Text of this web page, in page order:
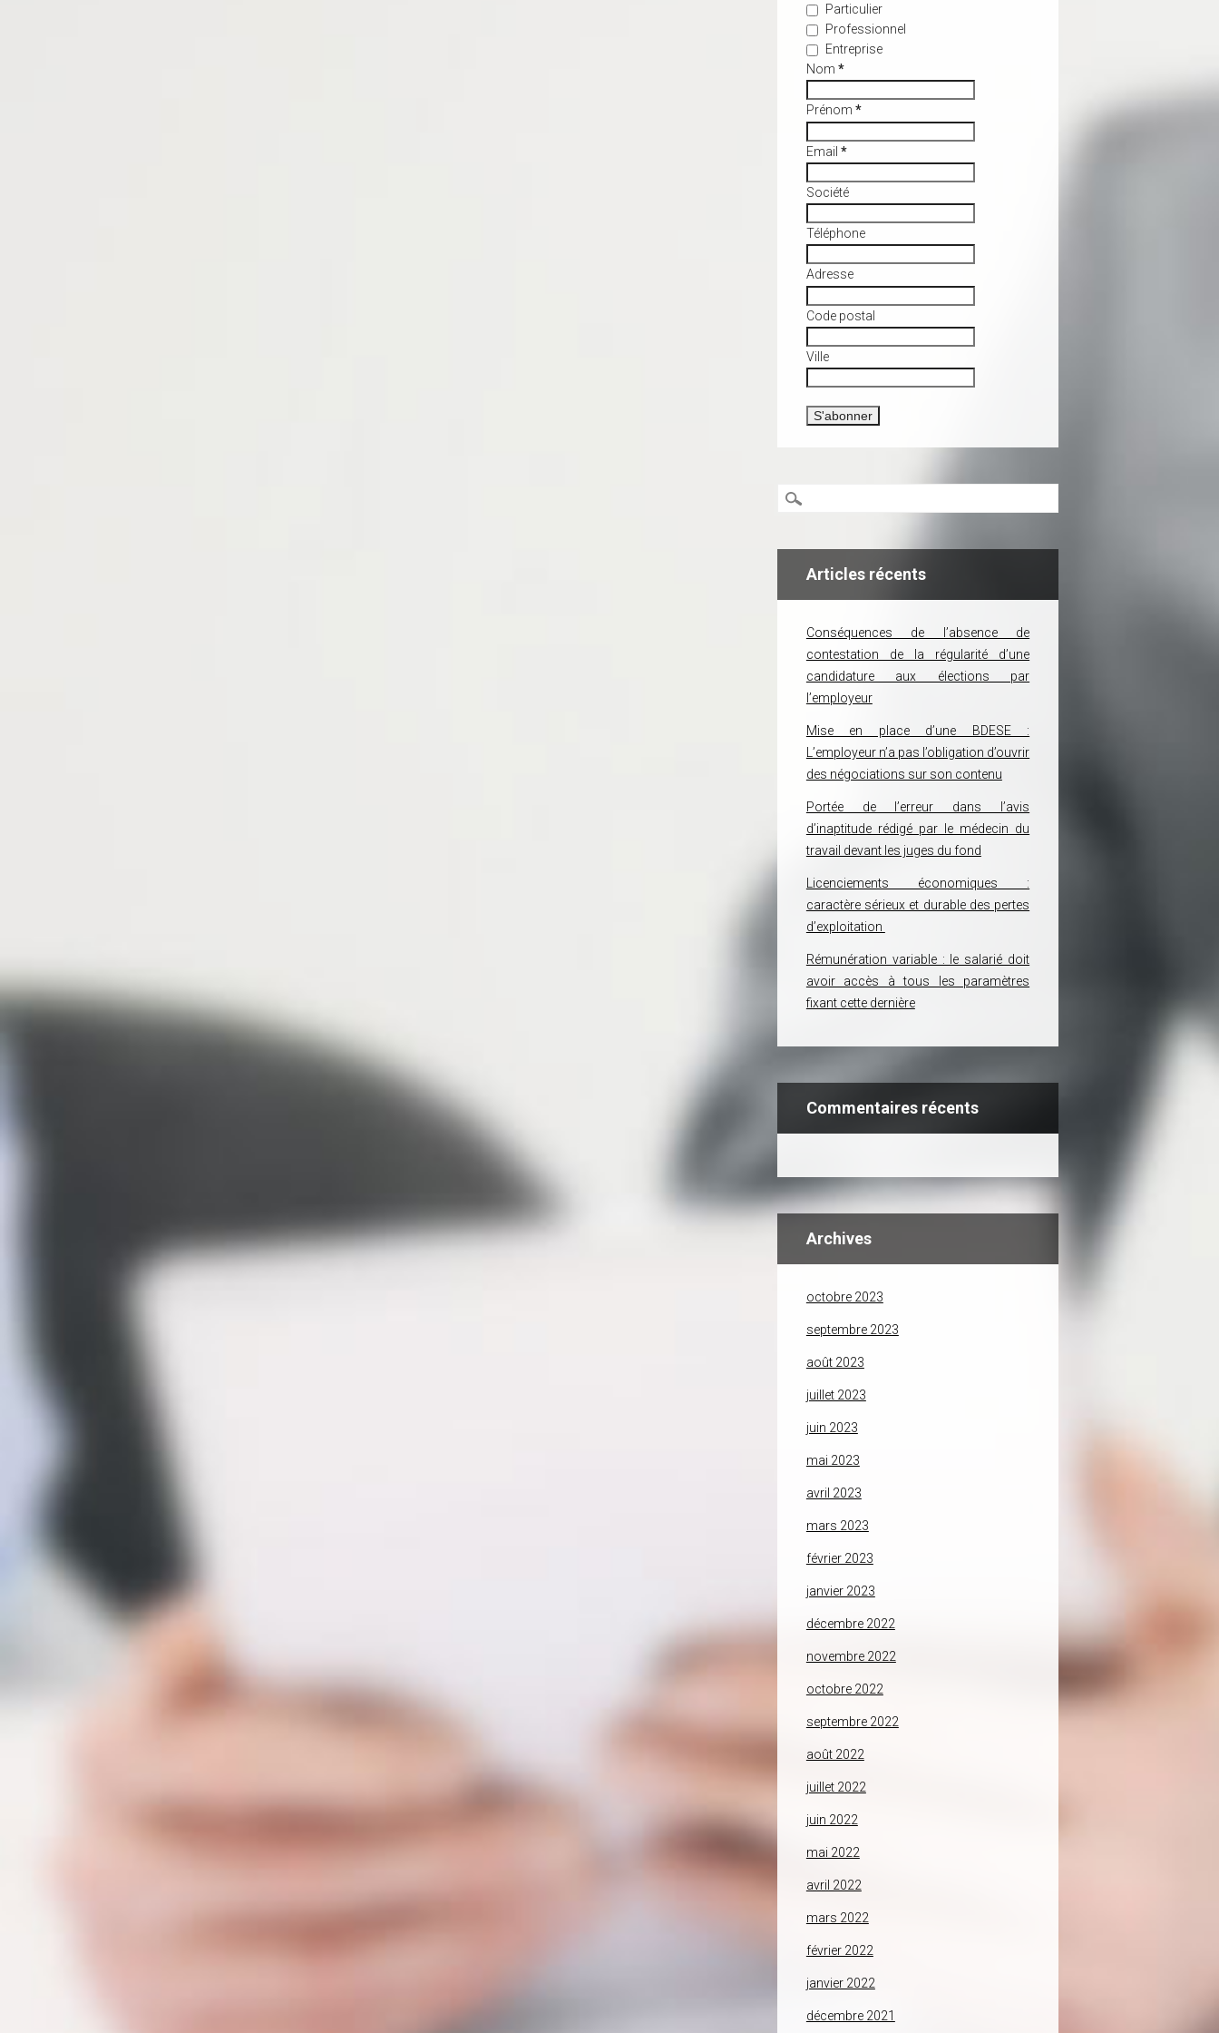
Particulier
Professionnel
Entreprise
Nom *
Prénom *
Email *
Société
Téléphone
Adresse
Code postal
Ville
Articles récents
Conséquences de l’absence de
contestation de la régularité d’une
candidature aux élections par
l’employeur
Mise en place d’une BDESE :
L’employeur n’a pas l’obligation d’ouvrir
des négociations sur son contenu
Portée de l’erreur dans l’avis
d’inaptitude rédigé par le médecin du
travail devant les juges du fond
Licenciements économiques :
caractère sérieux et durable des pertes
d’exploitation
Rémunération variable : le salarié doit
avoir accès à tous les paramètres
fixant cette dernière
Commentaires récents
Archives
octobre 2023
septembre 2023
août 2023
juillet 2023
juin 2023
mai 2023
avril 2023
mars 2023
février 2023
janvier 2023
décembre 2022
novembre 2022
octobre 2022
septembre 2022
août 2022
juillet 2022
juin 2022
mai 2022
avril 2022
mars 2022
février 2022
janvier 2022
décembre 2021